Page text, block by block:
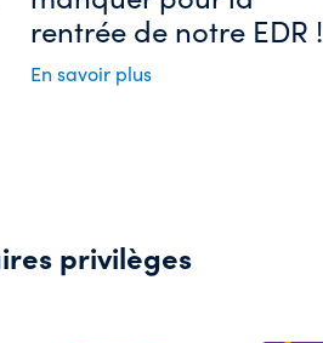
rentrée de notre EDR !
En savoir plus
privilèges